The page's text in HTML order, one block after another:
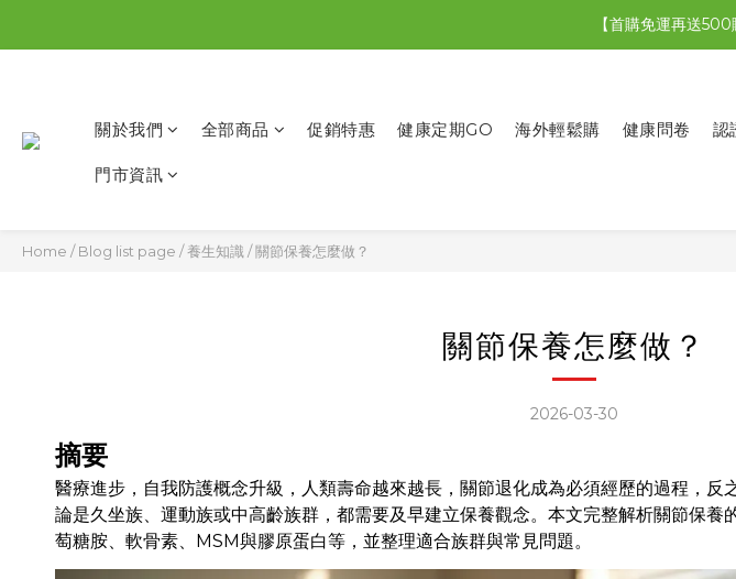
【限時特惠】全館
【首購免運再送
關於我們 全部商品 促銷特惠 健康定期GO 海外輕鬆購 健康問卷 認
門市資訊
Home /Blog list page /養生知識 /關節保養怎麼做？
關節保養怎麼做？
2026-03-30
摘要
醫療進步，自我防護概念升級，人類壽命越來越長，關節退化成為必須經歷的過程，
論是久坐族、運動族或中高齡族群，都需要及早建立保養觀念。本文完整解析關節保
萄糖胺、軟骨素、MSM與膠原蛋白等，並整理適合族群與常見問題。